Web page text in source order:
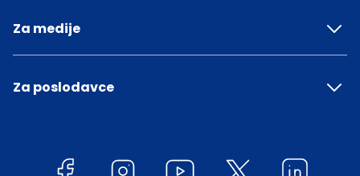
Za medije
Za poslodavce